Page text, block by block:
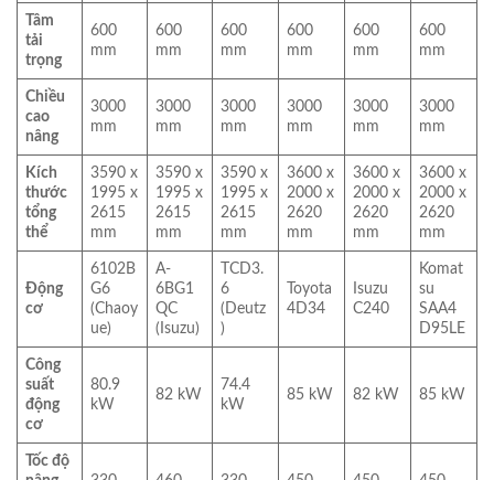
Tâm
tải
trọng
600
mm
600
mm
600
mm
600
mm
600
mm
600
mm
Chiều
cao
nâng
3000
mm
3000
mm
3000
mm
3000
mm
3000
mm
3000
mm
Kích
thước
tổng
thể
3590 x
1995 x
2615
mm
3590 x
1995 x
2615
mm
3590 x
1995 x
2615
mm
3600 x
2000 x
2620
mm
3600 x
2000 x
2620
mm
3600 x
2000 x
2620
mm
Động
cơ
6102B
G6
(Chaoy
ue)
A-
6BG1
QC
(Isuzu)
TCD3.
6
(Deutz
)
Toyota
4D34
Isuzu
C240
Komat
su
SAA4
D95LE
Công
suất
động
cơ
80.9
kW
82 kW
74.4
kW
85 kW 82 kW 85 kW
Tốc độ